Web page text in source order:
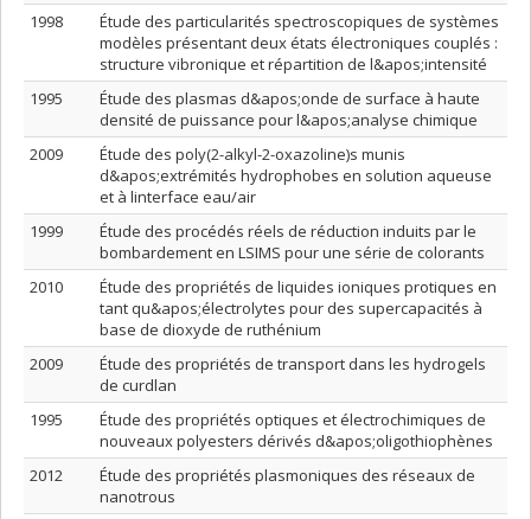
1998
Étude des particularités spectroscopiques de systèmes
modèles présentant deux états électroniques couplés :
structure vibronique et répartition de l&apos;intensité
1995
Étude des plasmas d&apos;onde de surface à haute
densité de puissance pour l&apos;analyse chimique
2009
Étude des poly(2-alkyl-2-oxazoline)s munis
d&apos;extrémités hydrophobes en solution aqueuse
et à linterface eau/air
1999
Étude des procédés réels de réduction induits par le
bombardement en LSIMS pour une série de colorants
2010
Étude des propriétés de liquides ioniques protiques en
tant qu&apos;électrolytes pour des supercapacités à
base de dioxyde de ruthénium
2009
Étude des propriétés de transport dans les hydrogels
de curdlan
1995
Étude des propriétés optiques et électrochimiques de
nouveaux polyesters dérivés d&apos;oligothiophènes
2012
Étude des propriétés plasmoniques des réseaux de
nanotrous